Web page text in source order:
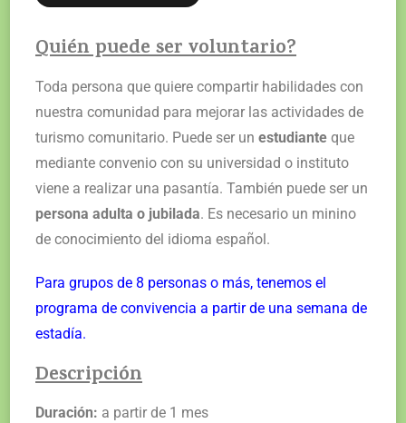
Quién puede ser voluntario?
Toda persona que quiere compartir habilidades con
nuestra comunidad para mejorar las actividades de
turismo comunitario. Puede ser un estudiante que
mediante convenio con su universidad o instituto
viene a realizar una pasantía. También puede ser un
persona adulta o jubilada. Es necesario un minino
de conocimiento del idioma español.
Para grupos de 8 personas o más, tenemos el
programa de convivencia a partir de una semana de
estadía.
Descripción
Duración: a partir de 1 mes